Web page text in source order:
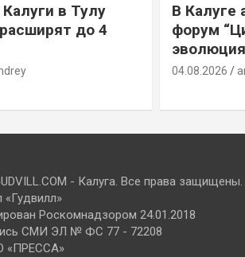
в Тулу
до 4
В Калуге
форум
04.08.2026
- Калуга. Все права защищены.
Роскомнадзором 24.01.2018
СМИ ЭЛ № ФС 77 - 72208
«ПРЕССА»